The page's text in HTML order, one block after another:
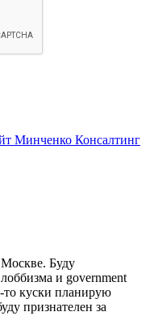
Минченко Консалтинг
Буду
и government
то куски планирую
признателен за